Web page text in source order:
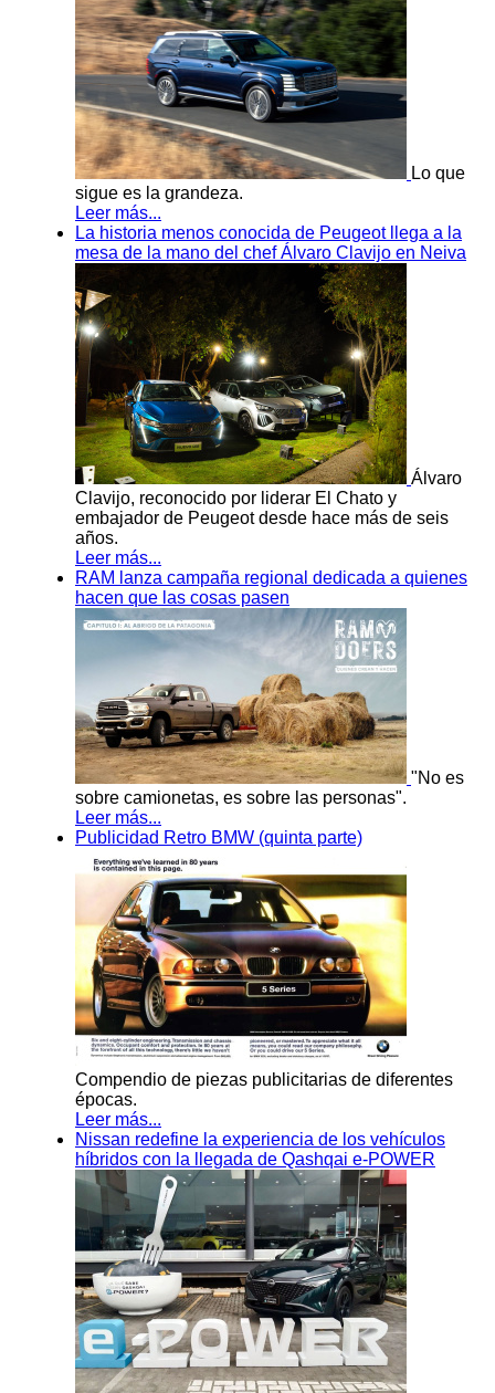
Lo que
sigue es la grandeza.
Leer más...
La historia menos conocida de Peugeot llega a la
mesa de la mano del chef Álvaro Clavijo en Neiva
Álvaro
Clavijo, reconocido por liderar El Chato y
embajador de Peugeot desde hace más de seis
años.
Leer más...
RAM lanza campaña regional dedicada a quienes
hacen que las cosas pasen
"No es
sobre camionetas, es sobre las personas".
Leer más...
Publicidad Retro BMW (quinta parte)
Compendio de piezas publicitarias de diferentes
épocas.
Leer más...
Nissan redefine la experiencia de los vehículos
híbridos con la llegada de Qashqai e-POWER